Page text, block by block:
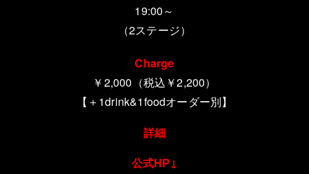
19:00～
（2ステージ）
Charge
￥2,000（税込￥2,200）
【＋1drink&1foodオーダー別】
詳細
公式HP↓